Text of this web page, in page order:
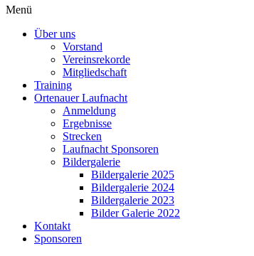
Menü
Über uns
Vorstand
Vereinsrekorde
Mitgliedschaft
Training
Ortenauer Laufnacht
Anmeldung
Ergebnisse
Strecken
Laufnacht Sponsoren
Bildergalerie
Bildergalerie 2025
Bildergalerie 2024
Bildergalerie 2023
Bilder Galerie 2022
Kontakt
Sponsoren